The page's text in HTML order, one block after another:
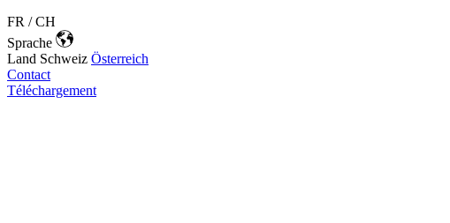
FR / CH
Sprache
Land Schweiz Österreich
Contact
Téléchargement